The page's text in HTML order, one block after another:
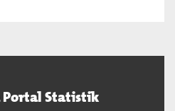
Portal Statistik